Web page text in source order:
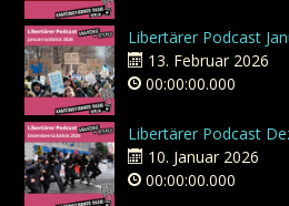
Libertärer Podcast
13. Februar 2026
00:00:00.000
Libertärer Podcast
10. Januar 2026
00:00:00.000